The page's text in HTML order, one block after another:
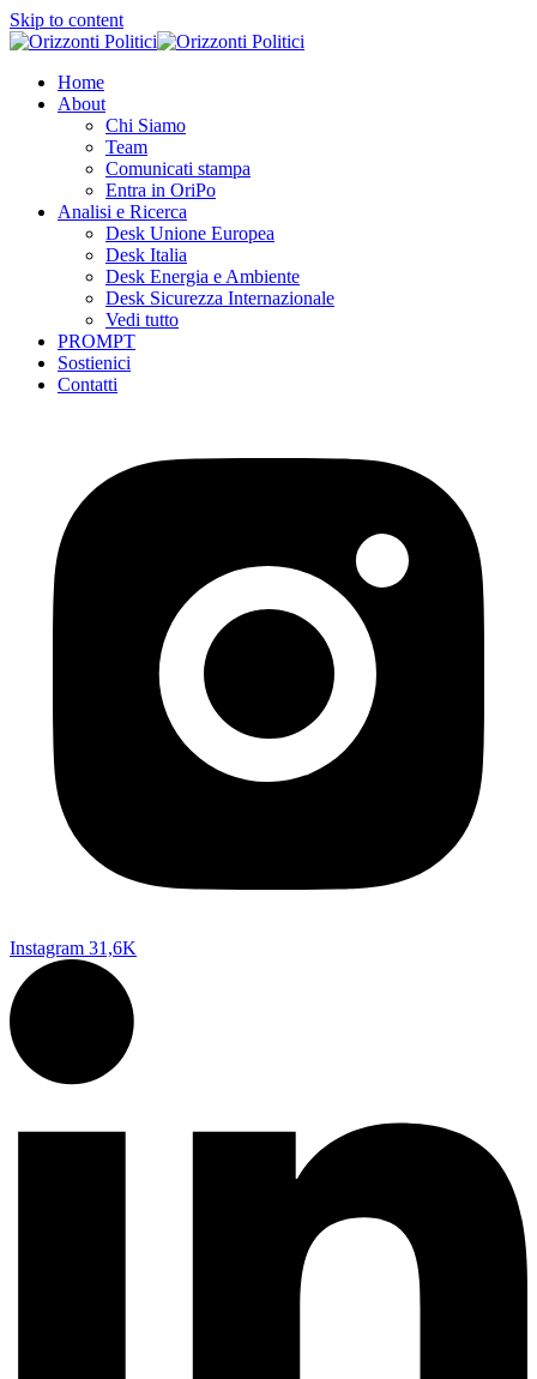
Skip to content
Home
About
Chi Siamo
Team
Comunicati stampa
Entra in OriPo
Analisi e Ricerca
Desk Unione Europea
Desk Italia
Desk Energia e Ambiente
Desk Sicurezza Internazionale
Vedi tutto
PROMPT
Sostienici
Contatti
Instagram 31,6K